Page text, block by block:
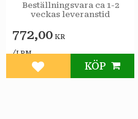
Beställningsvara ca 1-2
veckas leveranstid
772,00 KR
/LPM
Lägg till i favoriter
KÖP